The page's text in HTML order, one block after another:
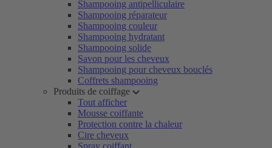
Shampooing antipelliculaire
Shampooing réparateur
Shampooing couleur
Shampooing hydratant
Shampooing solide
Savon pour les cheveux
Shampooing pour cheveux bouclés
Coffrets shampooing
Produits de coiffage
Tout afficher
Mousse coiffante
Protection contre la chaleur
Cire cheveux
Spray coiffant